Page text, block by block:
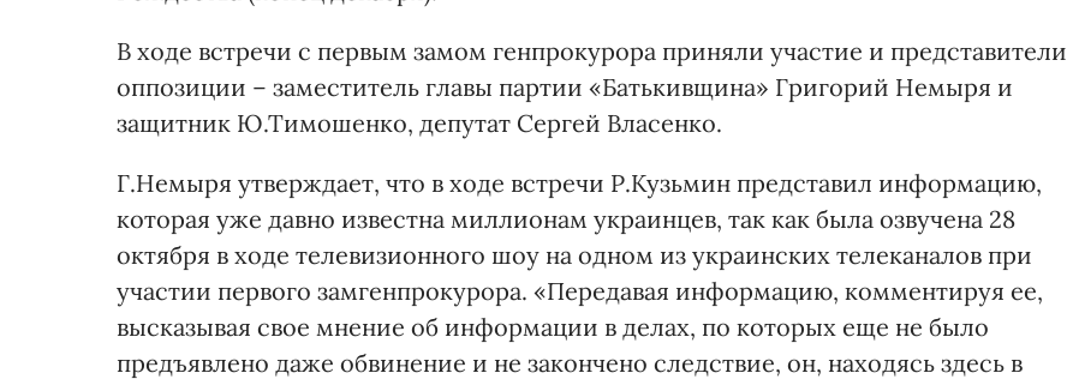
В ходе встречи с первым замом генпрокурора приняли участие и представители
оппозиции – заместитель главы партии «Батькивщина» Григорий Немыря и
защитник Ю.Тимошенко, депутат Сергей Власенко.
Г.Немыря утверждает, что в ходе встречи Р.Кузьмин представил информацию,
которая уже давно известна миллионам украинцев, так как была озвучена 28
октября в ходе телевизионного шоу на одном из украинских телеканалов при
участии первого замгенпрокурора. «Передавая информацию, комментируя ее,
высказывая свое мнение об информации в делах, по которых еще не было
предъявлено даже обвинение и не закончено следствие, он, находясь здесь в